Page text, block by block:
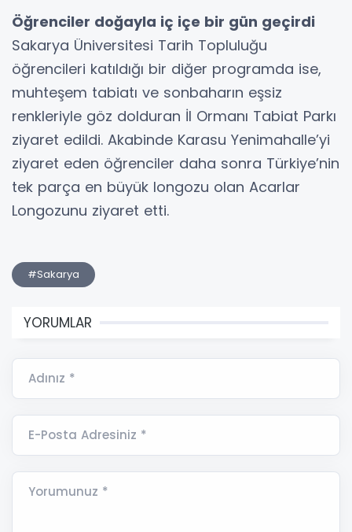
Öğrenciler doğayla iç içe bir gün geçirdi
Sakarya Üniversitesi Tarih Topluluğu
öğrencileri katıldığı bir diğer programda ise,
muhteşem tabiatı ve sonbaharın eşsiz
renkleriyle göz dolduran İl Ormanı Tabiat Parkı
ziyaret edildi. Akabinde Karasu Yenimahalle’yi
ziyaret eden öğrenciler daha sonra Türkiye’nin
tek parça en büyük longozu olan Acarlar
Longozunu ziyaret etti.
#Sakarya
YORUMLAR
Adınız *
E-Posta Adresiniz *
Yorumunuz *